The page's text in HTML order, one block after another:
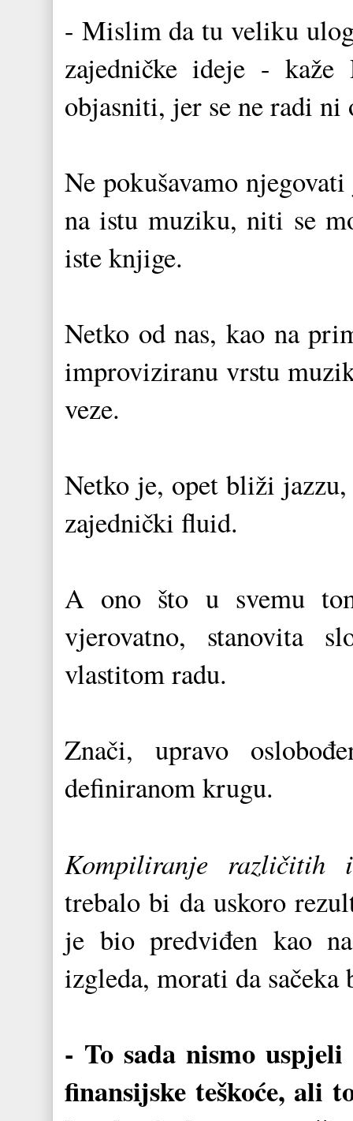
- Mislim da tu veliku
zajedničke ideje -
objasniti, jer se ne radi
Ne pokušavamo
na istu muziku, niti se
iste knjige.
Netko od nas, kao na
improviziranu vrstu
veze.
Netko je, opet bliži jazzu,
zajednički fluid.
A ono što u svemu
vjerovatno, stanovita
vlastitom radu.
Znači, upravo
definiranom krugu.
Kompiliranje različitih
trebalo bi da uskoro
je bio predviđen kao
izgleda, morati da sačeka
- To sada nismo
finansijske teškoće, ali